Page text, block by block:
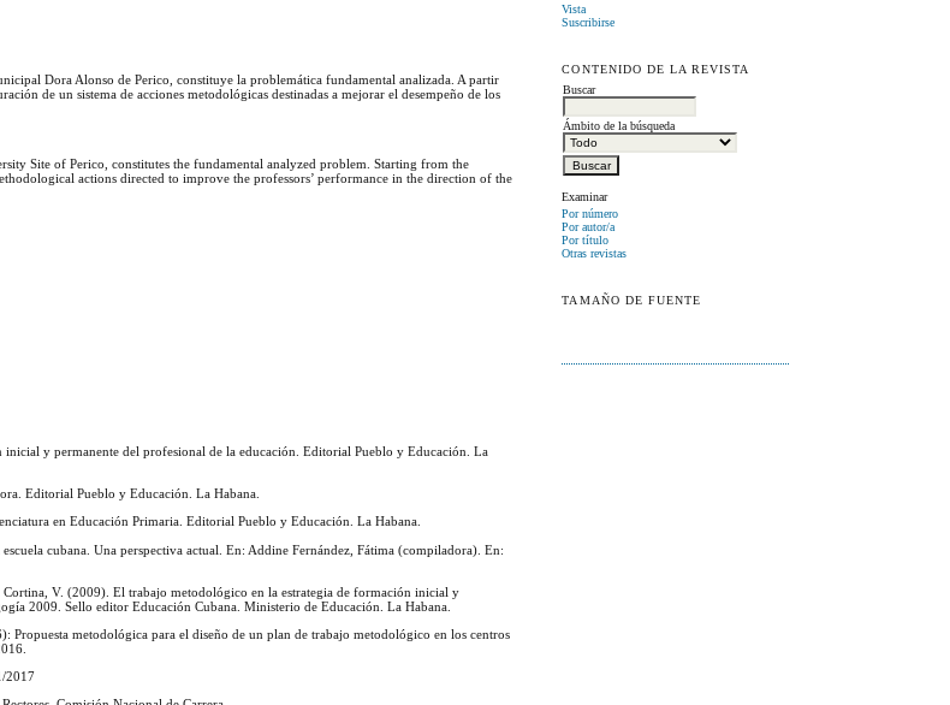
Vista
Suscribirse
CONTENIDO DE LA REVISTA
Buscar
Ámbito de la búsqueda
Examinar
Por número
Por autor/a
Por título
Otras revistas
TAMAÑO DE FUENTE
Dora Alonso de Perico, constituye la problemática fundamental analizada. A partir
de un sistema de acciones metodológicas destinadas a mejorar el desempeño de los
Site of Perico, constitutes the fundamental analyzed problem. Starting from the
actions directed to improve the professors’ performance in the direction of the
y permanente del profesional de la educación. Editorial Pueblo y Educación. La
Editorial Pueblo y Educación. La Habana.
en Educación Primaria. Editorial Pueblo y Educación. La Habana.
cubana. Una perspectiva actual. En: Addine Fernández, Fátima (compiladora). En:
V. (2009). El trabajo metodológico en la estrategia de formación inicial y
2009. Sello editor Educación Cubana. Ministerio de Educación. La Habana.
metodológica para el diseño de un plan de trabajo metodológico en los centros
2017